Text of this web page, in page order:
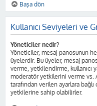
Başa dön
Kullanıcı Seviyeleri ve
Yöneticiler nedir?
Yöneticiler, mesaj panosunun
üyelerdir. Bu üyeler, mesaj
verme, yetkilendirme, kullanıcı
moderatör yetkilerini verme vs.
tarafından verilen ayarlara
yetkilerine sahip olabilirler.